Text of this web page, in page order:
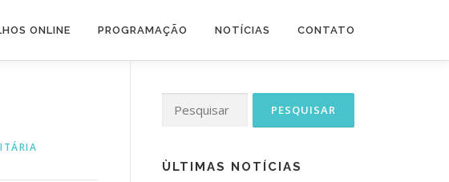
ONLINE PROGRAMAÇÃO NOTÍCIAS CONTATO
por:
ÙLTIMAS NOTÍCIAS